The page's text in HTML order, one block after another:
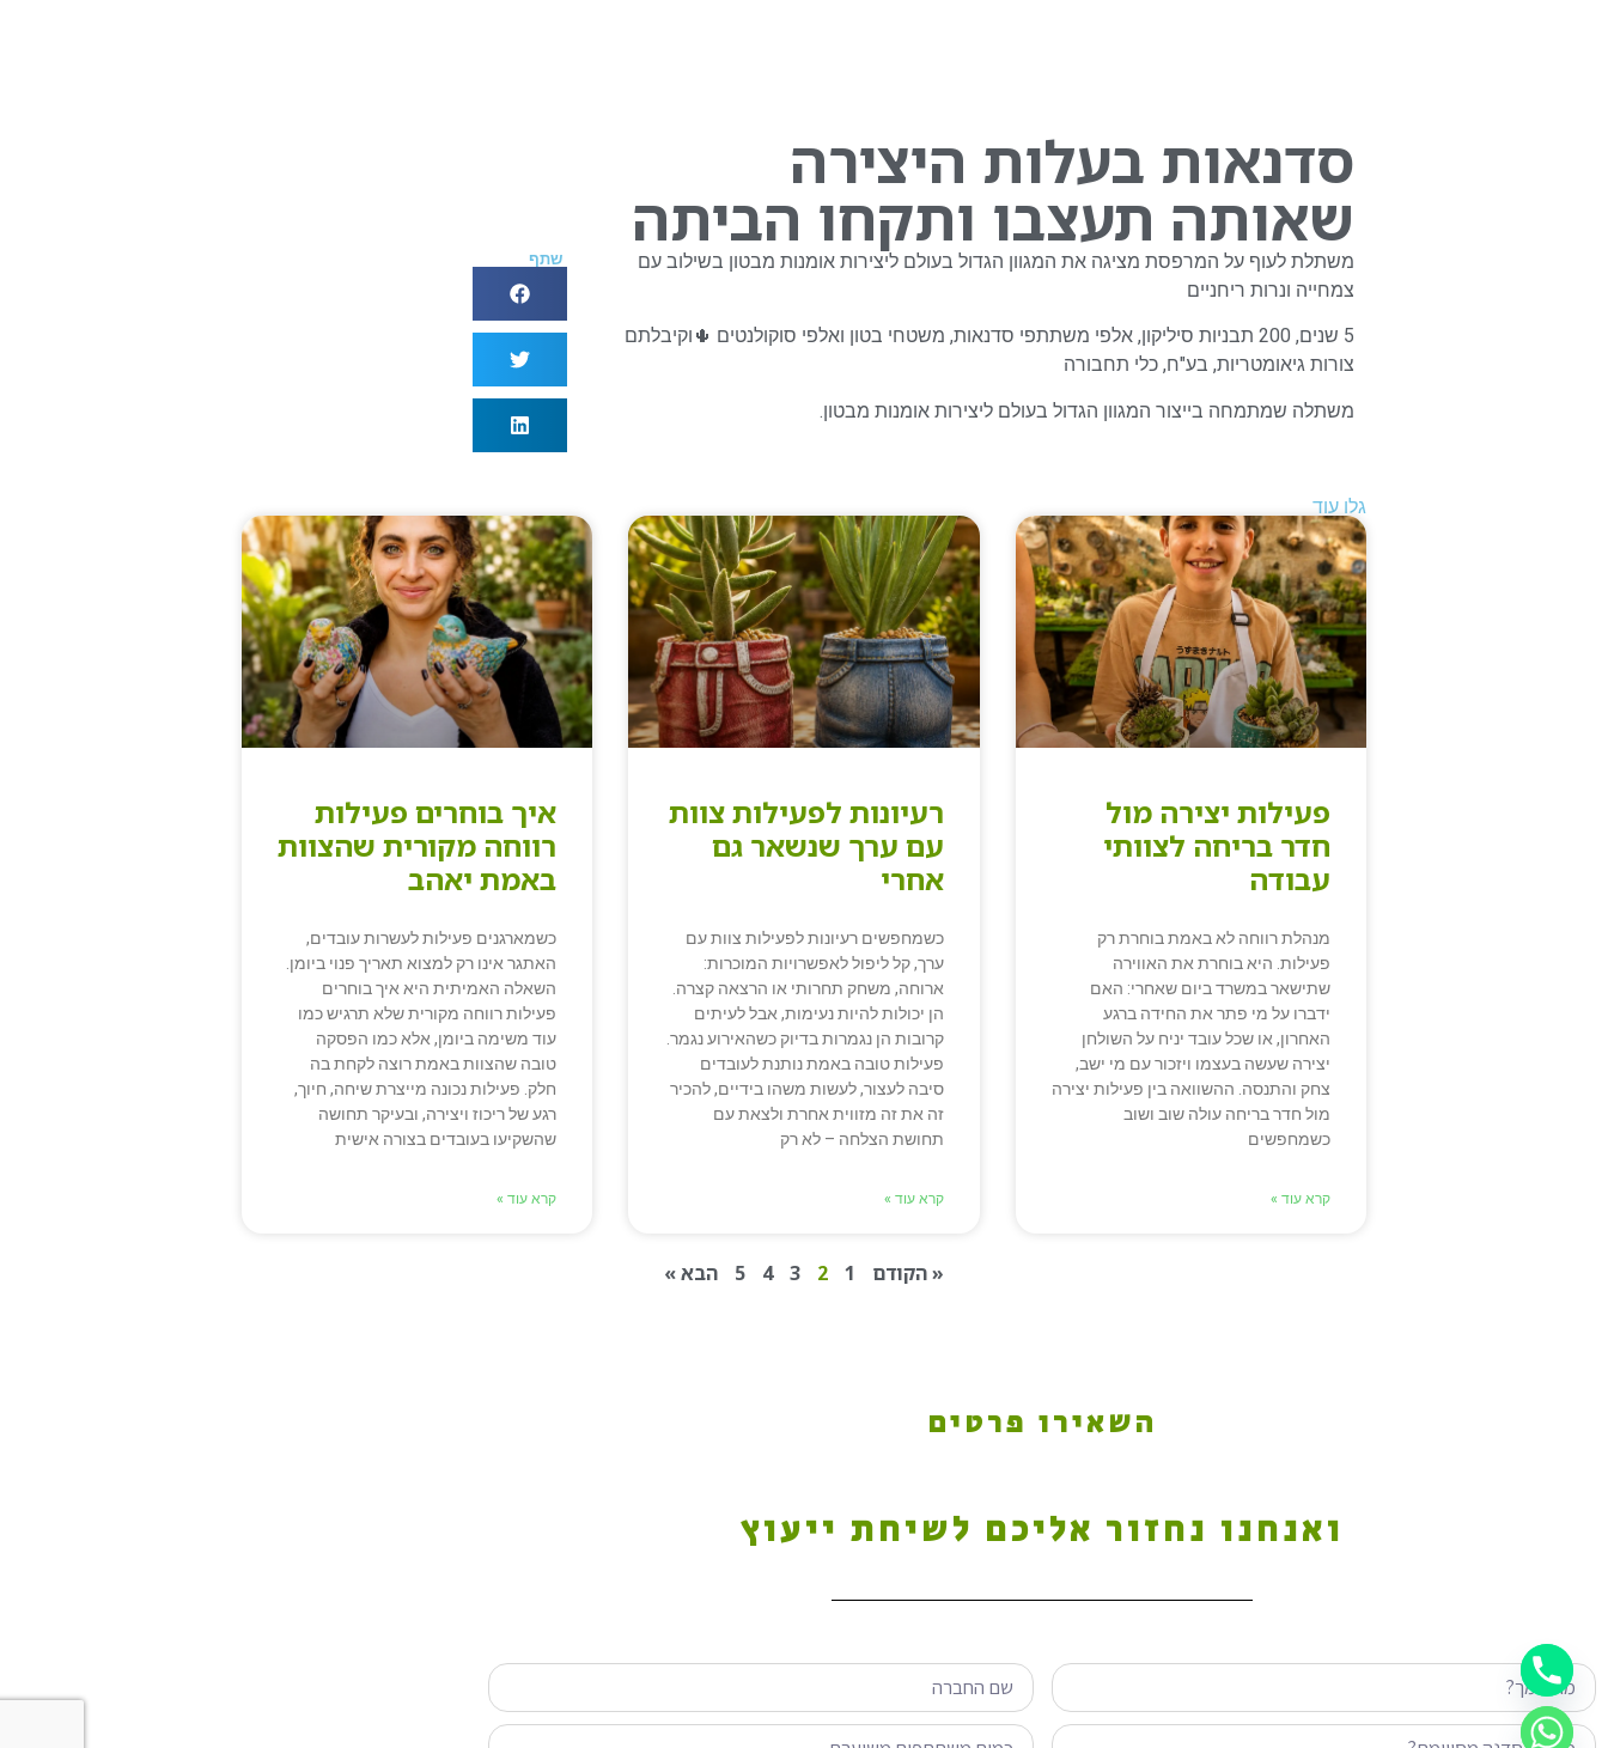
סדנאות בעלות היצירה
שאותה תעצבו ותקחו הביתה
משתלת לעוף על המרפסת מציגה את המגוון הגדול בעולם ליצירות אומנות מבטון בשילוב עם
צמחייה ונרות ריחניים
5 שנים, 200 תבניות סיליקון, אלפי משתתפי סדנאות, משטחי בטון ואלפי סוקולנטים 🌵וקיבלתם
צורות גיאומטריות, בע"ח, כלי תחבורה
משתלה שמתמחה בייצור המגוון הגדול בעולם ליצירות אומנות מבטון.
שתף
גלו עוד
פעילות יצירה מול
חדר בריחה לצוותי
עבודה
מנהלת רווחה לא באמת בוחרת רק
פעילות. היא בוחרת את האווירה
שתישאר במשרד ביום שאחרי: האם
ידברו על מי פתר את החידה ברגע
האחרון, או שכל עובד יניח על השולחן
יצירה שעשה בעצמו ויזכור עם מי ישב,
צחק והתנסה. ההשוואה בין פעילות יצירה
מול חדר בריחה עולה שוב ושוב
כשמחפשים
קרא עוד »
רעיונות לפעילות צוות
עם ערך שנשאר גם
אחרי
כשמחפשים רעיונות לפעילות צוות עם
ערך, קל ליפול לאפשרויות המוכרות:
ארוחה, משחק תחרותי או הרצאה קצרה.
הן יכולות להיות נעימות, אבל לעיתים
קרובות הן נגמרות בדיוק כשהאירוע נגמר.
פעילות טובה באמת נותנת לעובדים
סיבה לעצור, לעשות משהו בידיים, להכיר
זה את זה מזווית אחרת ולצאת עם
תחושת הצלחה – לא רק
קרא עוד »
איך בוחרים פעילות
רווחה מקורית שהצוות
באמת יאהב
כשמארגנים פעילות לעשרות עובדים,
האתגר אינו רק למצוא תאריך פנוי ביומן.
השאלה האמיתית היא איך בוחרים
פעילות רווחה מקורית שלא תרגיש כמו
עוד משימה ביומן, אלא כמו הפסקה
טובה שהצוות באמת רוצה לקחת בה
חלק. פעילות נכונה מייצרת שיחה, חיוך,
רגע של ריכוז ויצירה, ובעיקר תחושה
שהשקיעו בעובדים בצורה אישית
קרא עוד »
« הקודם 1
2
3
4
5 הבא »
השאירו פרטים
ואנחנו נחזור אליכם לשיחת ייעוץ